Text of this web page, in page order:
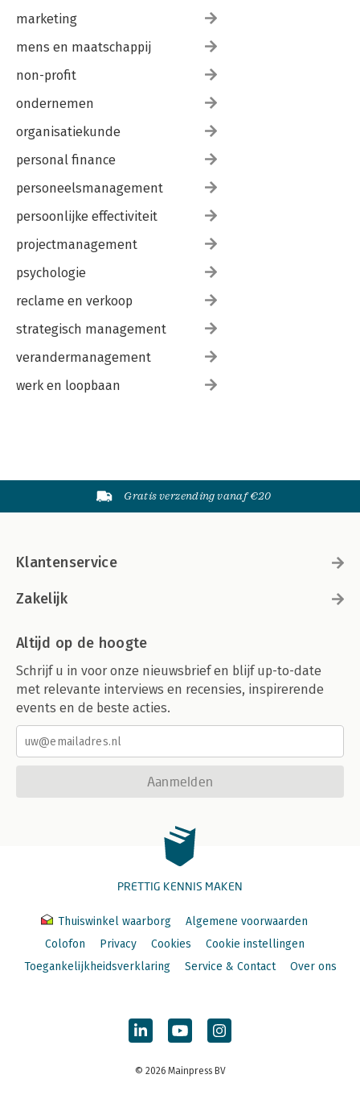
marketing
mens en maatschappij
non-profit
ondernemen
organisatiekunde
personal finance
personeelsmanagement
persoonlijke effectiviteit
projectmanagement
psychologie
reclame en verkoop
strategisch management
verandermanagement
werk en loopbaan
Gratis verzending vanaf €20
Klantenservice
Zakelijk
Altijd op de hoogte
Schrijf u in voor onze nieuwsbrief en blijf up-to-date
met relevante interviews en recensies, inspirerende
events en de beste acties.
Aanmelden
PRETTIG KENNIS MAKEN
Thuiswinkel waarborg
Algemene voorwaarden
Colofon
Privacy Cookies
Cookie instellingen
Toegankelijkheidsverklaring
Service & Contact Over ons
© 2026 Mainpress BV